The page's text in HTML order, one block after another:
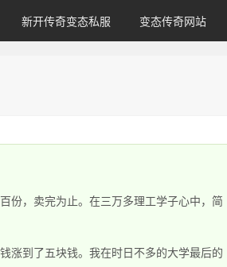
新开传奇变态私服 变态传奇网站
份，卖完为止。在三万多理工学子心中，简
到了五块钱。我在时日不多的大学最后的